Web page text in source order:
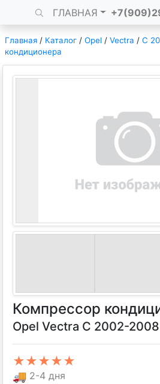
ГЛАВНАЯ
Главная / Каталог / Opel / Vectra / C
кондиционера
Компрессор
Opel Vectra C 2002-2008
★★★★★
🚚 2-4 дня